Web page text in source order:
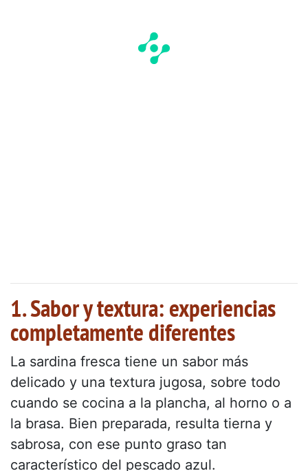
1. Sabor y textura: experiencias
completamente diferentes
La sardina fresca tiene un sabor más
delicado y una textura jugosa, sobre todo
cuando se cocina a la plancha, al horno o a
la brasa. Bien preparada, resulta tierna y
sabrosa, con ese punto graso tan
característico del pescado azul.